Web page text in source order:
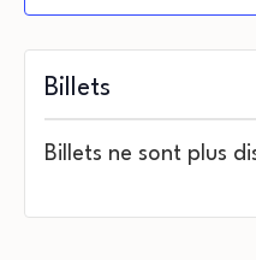
Billets
Billets ne sont plus